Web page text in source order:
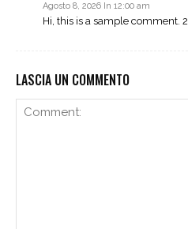
Agosto 8, 2026 In 12:00 am
Hi, this is a sample comment. 2
LASCIA UN COMMENTO